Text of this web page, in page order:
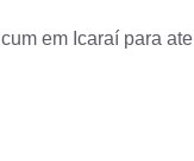
em Icaraí para